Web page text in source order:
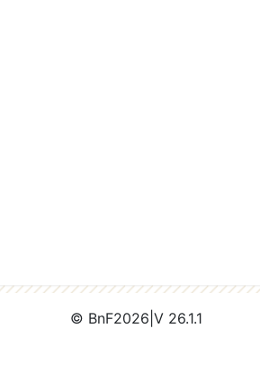
© BnF2026 V 26.1.1